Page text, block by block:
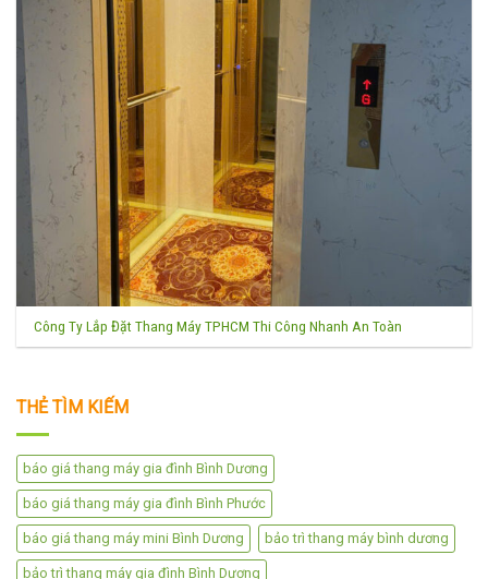
Công Ty Lắp Đặt Thang Máy TPHCM Thi Công Nhanh An Toàn
THẺ TÌM KIẾM
báo giá thang máy gia đình Bình Dương
báo giá thang máy gia đình Bình Phước
báo giá thang máy mini Bình Dương bảo trì thang máy bình dương
bảo trì thang máy gia đình Bình Dương